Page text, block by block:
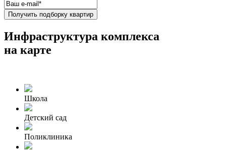
Получить подборку квартир
Инфраструктура комплекса
на карте
Школа
Детский сад
Поликлиника